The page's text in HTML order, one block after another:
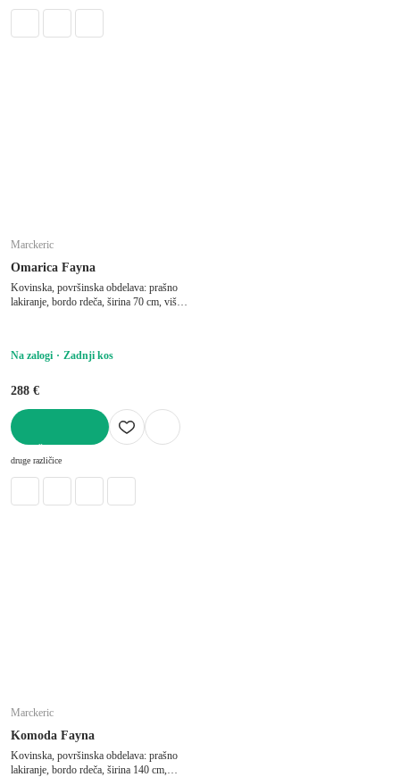
Marckeric
Omarica Fayna
Kovinska, površinska obdelava: prašno
lakiranje, bordo rdeča, širina 70 cm, višina
Na zalogi Zadnji kos
288 €
druge različice
Marckeric
Komoda Fayna
Kovinska, površinska obdelava: prašno
lakiranje, bordo rdeča, širina 140 cm,